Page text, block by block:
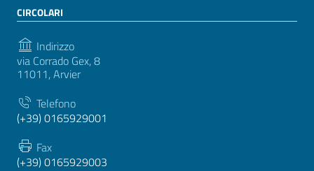
CIRCOLARI
Indirizzo
via Corrado Gex, 8
11011, Arvier
Telefono
(+39) 0165929001
Fax
(+39) 0165929003